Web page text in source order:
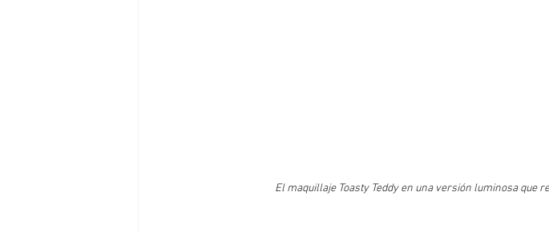
El maquillaje Toasty Teddy en una versión luminosa que